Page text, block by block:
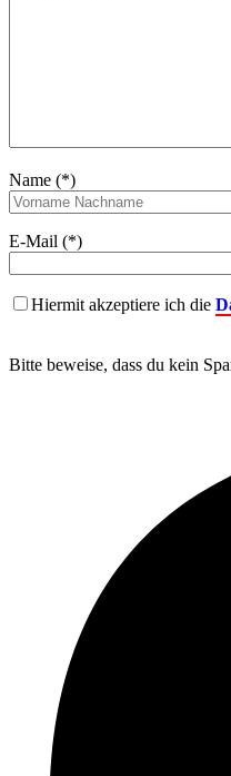
Name (*)
E-Mail (*)
Hiermit akzeptiere ich die
Bitte beweise, dass du kein